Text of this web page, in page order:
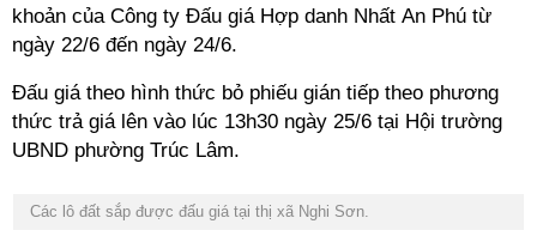
khoản của Công ty Đấu giá Hợp danh Nhất An Phú từ
ngày 22/6 đến ngày 24/6.
Đấu giá theo hình thức bỏ phiếu gián tiếp theo phương
thức trả giá lên vào lúc 13h30 ngày 25/6 tại Hội trường
UBND phường Trúc Lâm.
Các lô đất sắp được đấu giá tại thị xã Nghi Sơn.